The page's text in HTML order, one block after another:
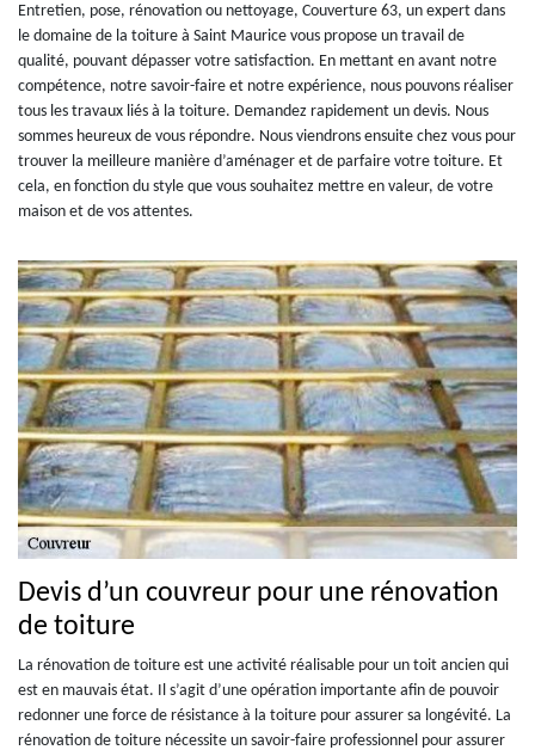
Entretien, pose, rénovation ou nettoyage, Couverture 63, un expert dans
le domaine de la toiture à Saint Maurice vous propose un travail de
qualité, pouvant dépasser votre satisfaction. En mettant en avant notre
compétence, notre savoir-faire et notre expérience, nous pouvons réaliser
tous les travaux liés à la toiture. Demandez rapidement un devis. Nous
sommes heureux de vous répondre. Nous viendrons ensuite chez vous pour
trouver la meilleure manière d’aménager et de parfaire votre toiture. Et
cela, en fonction du style que vous souhaitez mettre en valeur, de votre
maison et de vos attentes.
Devis d’un couvreur pour une rénovation
de toiture
La rénovation de toiture est une activité réalisable pour un toit ancien qui
est en mauvais état. Il s’agit d’une opération importante afin de pouvoir
redonner une force de résistance à la toiture pour assurer sa longévité. La
rénovation de toiture nécessite un savoir-faire professionnel pour assurer